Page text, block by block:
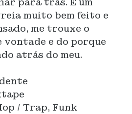
muito bem feito e
me trouxe o
vontade e do porque
atrás do meu.
/ Trap, Funk